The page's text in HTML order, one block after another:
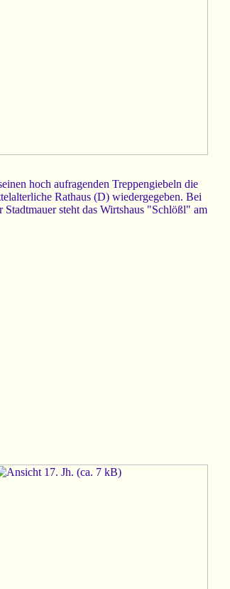
hoch aufragenden Treppengiebeln die
Rathaus (D) wiedergegeben. Bei
steht das Wirtshaus "Schlößl" am